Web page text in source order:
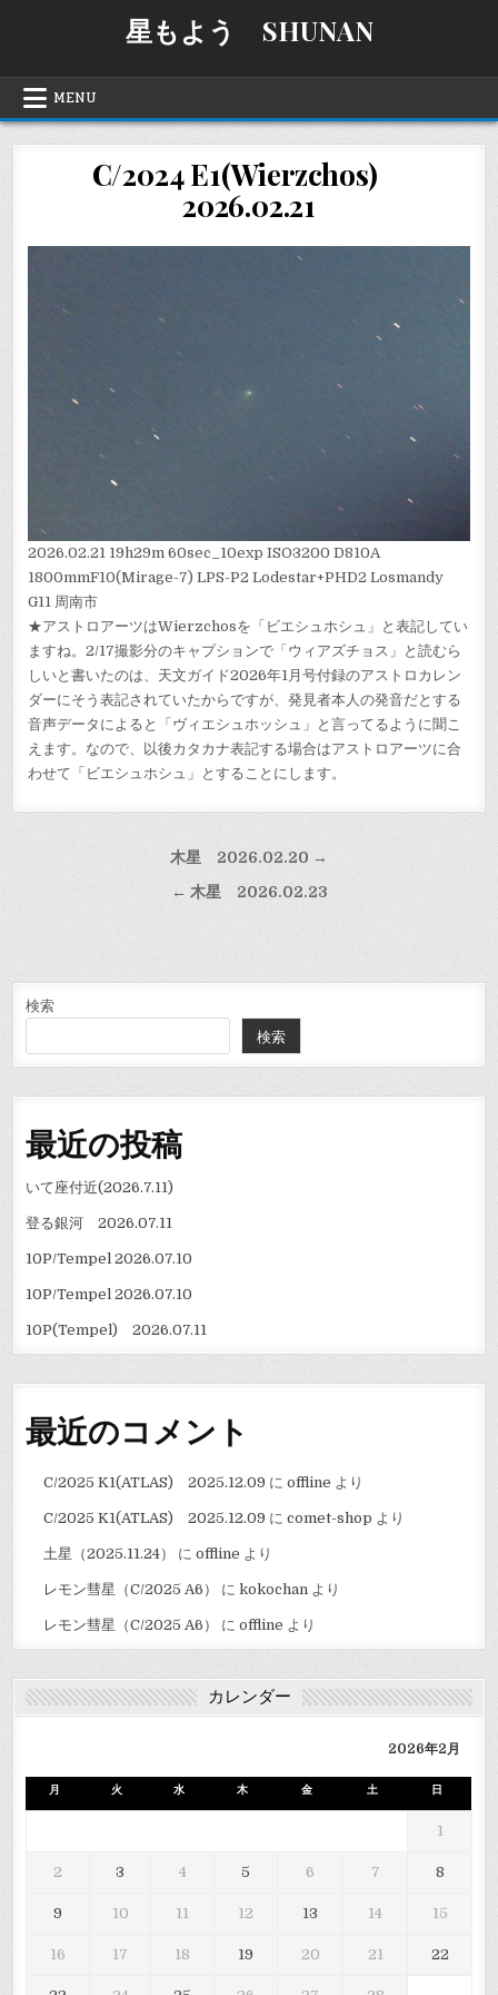
星もよう SHUNAN
MENU
C/2024 E1(Wierzchos)
2026.02.21
2026.02.21 19h29m 60sec_10exp ISO3200 D810A
1800mmF10(Mirage-7) LPS-P2 Lodestar+PHD2 Losmandy
G11 周南市
★アストロアーツはWierzchosを「ビエシュホシュ」と表記してい
ますね。2/17撮影分のキャプションで「ウィアズチョス」と読むら
しいと書いたのは、天文ガイド2026年1月号付録のアストロカレン
ダーにそう表記されていたからですが、発見者本人の発音だとする
音声データによると「ヴィエシュホッシュ」と言ってるように聞こ
えます。なので、以後カタカナ表記する場合はアストロアーツに合
わせて「ビエシュホシュ」とすることにします。
ゲ
ー
シ
ョ
ン
木星 2026.02.20 →
← 木星 2026.02.23
検索
検索
最近の投稿
いて座付近(2026.7.11)
登る銀河 2026.07.11
10P/Tempel 2026.07.10
10P/Tempel 2026.07.10
10P(Tempel) 2026.07.11
最近のコメント
C/2025 K1(ATLAS) 2025.12.09 に offline より
C/2025 K1(ATLAS) 2025.12.09 に comet-shop より
土星（2025.11.24） に offline より
レモン彗星（C/2025 A6） に kokochanより
レモン彗星（C/2025 A6） に offline より
カレンダー
2026年2月
月 火 水 木 金 土 日
1
2 3 4 5 6 7 8
9 10 11 12 13 14 15
16 17 18 19 20 21 22